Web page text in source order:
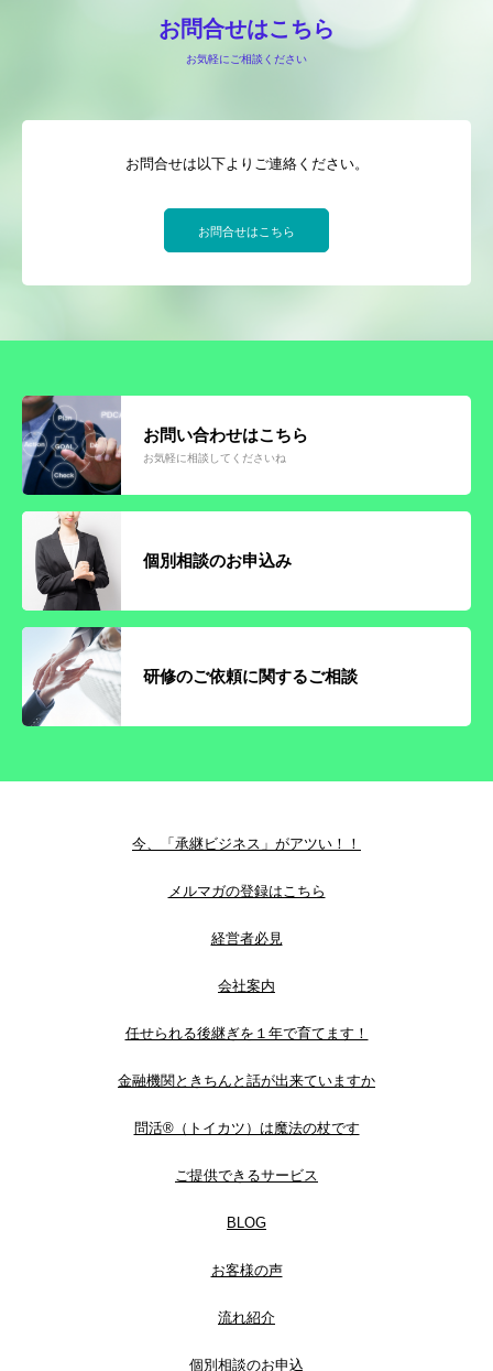
お問合せはこちら
お気軽にご相談ください
お問合せは以下よりご連絡ください。
お問合せはこちら
お問い合わせはこちら
お気軽に相談してくださいね
個別相談のお申込み
研修のご依頼に関するご相談
今、「承継ビジネス」がアツい！！
メルマガの登録はこちら
経営者必見
会社案内
任せられる後継ぎを１年で育てます！
金融機関ときちんと話が出来ていますか
問活®（トイカツ）は魔法の杖です
ご提供できるサービス
BLOG
お客様の声
流れ紹介
個別相談のお申込